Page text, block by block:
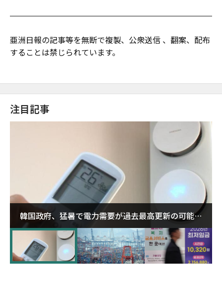
亜洲日報の記事等を無断で複製、公衆送信 、翻案、配布
することは禁じられています。
注目記事
韓国政府、猛暑で電力需要が過去最高更新の可能性
に需給対応体制を点検